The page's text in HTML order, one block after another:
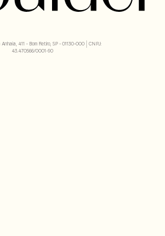
Anhaia, 411 - Bom Retiro, SP - 01130-000 | CNPJ:
43.470566/0001-90